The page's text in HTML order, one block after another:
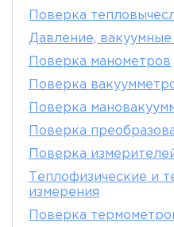
Поверка
Давление,
Поверка манометров
Поверка
Поверка
Поверка
Поверка
Теплофизические и
измерения
Поверка